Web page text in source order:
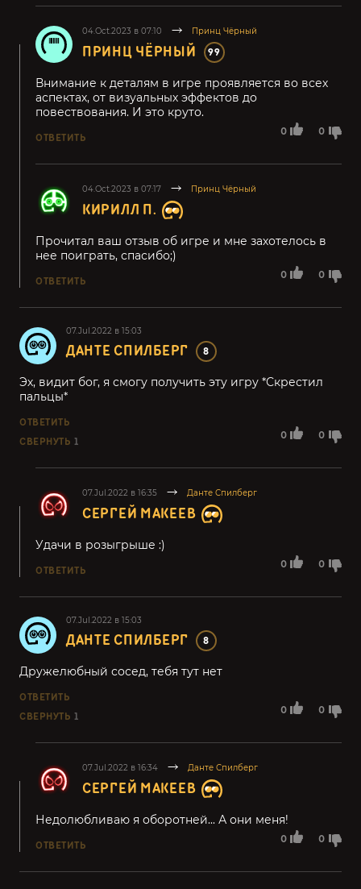
04.Oct.2023 в 07:10 Принц Чёрный
ПРИНЦ ЧЁРНЫЙ 99
0 0
Внимание к деталям в игре проявляется во всех
аспектах, от визуальных эффектов до
повествования. И это круто.
ОТВЕТИТЬ
04.Oct.2023 в 07:17 Принц Чёрный
КИРИЛЛ П.
0 0
Прочитал ваш отзыв об игре и мне захотелось в
нее поиграть, спасибо;)
ОТВЕТИТЬ
07.Jul.2022 в 15:03
ДАНТЕ СПИЛБЕРГ 8
0 0
Эх, видит бог, я смогу получить эту игру *Скрестил
пальцы*
ОТВЕТИТЬ
СВЕРНУТЬ 1
07.Jul.2022 в 16:35 Данте Спилберг
СЕРГЕЙ МАКЕЕВ
0 0
Удачи в розыгрыше :)
ОТВЕТИТЬ
07.Jul.2022 в 15:03
ДАНТЕ СПИЛБЕРГ 8
0 0
Дружелюбный сосед, тебя тут нет
ОТВЕТИТЬ
СВЕРНУТЬ 1
07.Jul.2022 в 16:34 Данте Спилберг
СЕРГЕЙ МАКЕЕВ
0 0
Недолюбливаю я оборотней... А они меня!
ОТВЕТИТЬ